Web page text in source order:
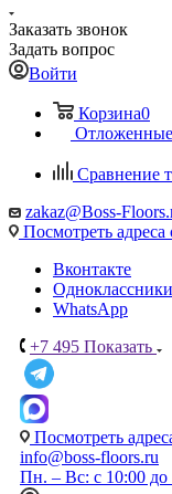
Заказать звонок
Задать вопрос
Войти
Корзина0
Отложенные
Сравнение
zakaz@Boss-
Посмотреть адреса
Вконтакте
Одноклассники
WhatsApp
+7 495 Показать
Посмотреть
info@boss-floors.ru
Пн. – Вс: с 10:00 до